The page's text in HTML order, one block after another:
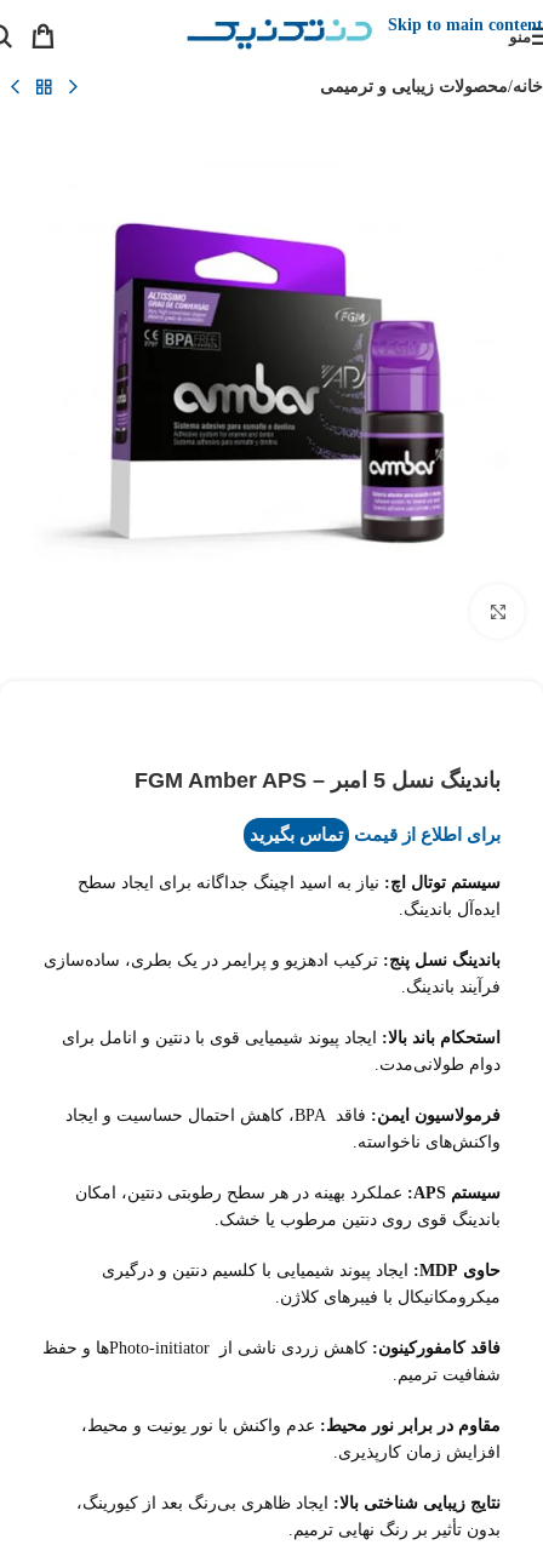
Skip to main content
منو
خانه/محصولات زیبایی و ترمیمی
باندینگ نسل 5 امبر – FGM Amber APS
برای اطلاع از قیمت تماس بگیرید
سیستم توتال اچ: نیاز به اسید اچینگ جداگانه برای ایجاد سطح
ایده‌آل باندینگ.
باندینگ نسل پنج: ترکیب ادهزیو و پرایمر در یک بطری، ساده‌سازی
فرآیند باندینگ.
استحکام باند بالا: ایجاد پیوند شیمیایی قوی با دنتین و انامل برای
دوام طولانی‌مدت.
فرمولاسیون ایمن:
فاقد BPA، کاهش احتمال حساسیت و ایجاد
واکنش‌های ناخواسته.
سیستم APS:
عملکرد بهینه در هر سطح رطوبتی دنتین، امکان
باندینگ قوی روی دنتین مرطوب یا خشک.
حاوی MDP:
ایجاد پیوند شیمیایی با کلسیم دنتین و درگیری
میکرومکانیکال با فیبرهای کلاژن.
فاقد کامفورکینون:
کاهش زردی ناشی از Photo-initiatorها و حفظ
شفافیت ترمیم.
مقاوم در برابر نور محیط: عدم واکنش با نور یونیت و محیط،
افزایش زمان کارپذیری.
نتایج زیبایی ‌شناختی بالا: ایجاد ظاهری بی‌رنگ بعد از کیورینگ،
بدون تأثیر بر رنگ نهایی ترمیم.